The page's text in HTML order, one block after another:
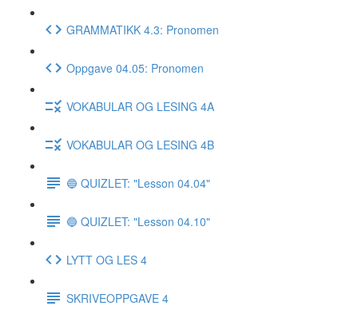
GRAMMATIKK 4.3: Pronomen
Oppgave 04.05: Pronomen
VOKABULAR OG LESING 4A
VOKABULAR OG LESING 4B
🔵 QUIZLET: "Lesson 04.04"
🔵 QUIZLET: "Lesson 04.10"
LYTT OG LES 4
SKRIVEOPPGAVE 4